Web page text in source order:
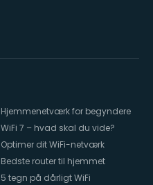
Hjemmenetværk for begyndere
WiFi 7 – hvad skal du vide?
Optimer dit WiFi-netværk
Bedste router til hjemmet
5 tegn på dårligt WiFi